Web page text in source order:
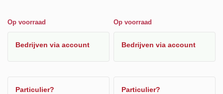
Op voorraad
Bedrijven via account
Particulier?
Op voorraad
Bedrijvenvia account
Particulier?